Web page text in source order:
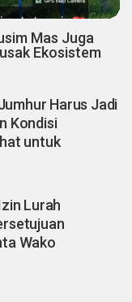
Mas Juga
Ekosistem
Harus Jadi
Kondisi
untuk
menjadi
Lurah
Wako
Zulken